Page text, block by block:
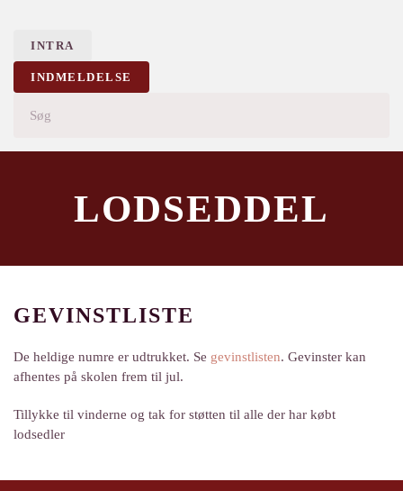
INTRA
INDMELDELSE
LODSEDDEL
GEVINSTLISTE
De heldige numre er udtrukket. Se gevinstlisten. Gevinster kan
afhentes på skolen frem til jul.
Tillykke til vinderne og tak for støtten til alle der har købt
lodsedler